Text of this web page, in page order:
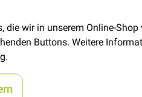
wir in unserem Online-Shop
Buttons. Weitere
.